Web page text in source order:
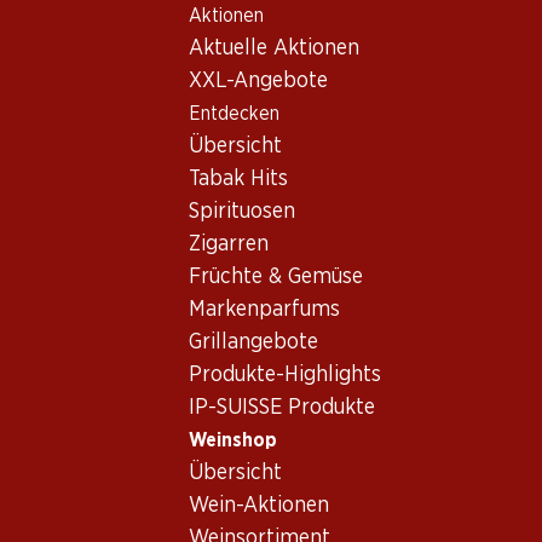
Aktionen
Aktuelle Aktionen
XXL-Angebote
Entdecken
Übersicht
Tabak Hits
Spirituosen
Zigarren
Früchte & Gemüse
Markenparfums
Grillangebote
Produkte-Highlights
IP-SUISSE Produkte
Weinshop
Übersicht
Wein-Aktionen
Wein/Champagner
Mendoza Trivento Malbec Reserve
Vorderseite